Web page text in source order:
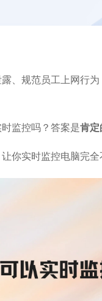
、规范员工上网行
监控吗？答案是肯定
你实时监控电脑完全